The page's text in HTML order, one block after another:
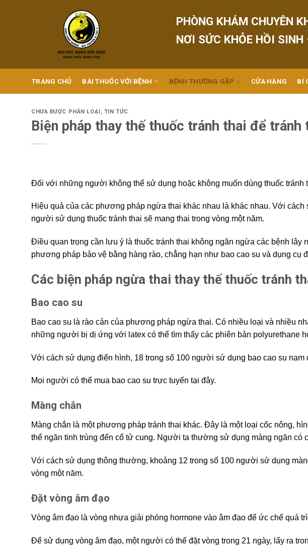
PHÒNG KHÁM CHUYÊN
NƠI SỨC KHỎE HỒI
TRANG CHỦ BÀI THUỐC VỚI BỆNH BỆNH THƯỜNG GẶP CỬA HÀNG BÍ
CHƯA ĐƯỢC PHÂN LOẠI, TIN TỨC
Biện pháp thay thế thuốc tránh thai để tránh
Đối với những người không thể sử dụng hoặc không muốn dùng thuốc tránh
Hiệu quả của các phương pháp ngừa thai khác nhau là khác nhau. Với
người sử dụng thuốc tránh thai sẽ mang thai trong vòng một năm.
Điều quan trọng cần lưu ý là thuốc tránh thai không ngăn ngừa các bệnh lây
phương pháp bảo vệ bằng hàng rào, chẳng hạn như bao cao su và dụng cụ
Các biện pháp ngừa thai thay thế thuốc tránh
Bao cao su
Bao cao su là rào cản của phương pháp ngừa thai. Có nhiều loại và nhiều
những người bị dị ứng với latex có thể tìm thấy các phiên bản polyurethane
Với cách sử dụng điển hình, 18 trong số 100 người sử dụng bao cao su nam
Mọi người có thể mua bao cao su trực tuyến tại đây.
Màng chắn
Màng chắn là một phương pháp tránh thai khác. Đây là một loại cốc nông,
thể ngăn tinh trùng đến cổ tử cung. Người ta thường sử dụng màng ngăn có
Với cách sử dụng thông thường, khoảng 12 trong số 100 người sử dụng
vòng một năm.
Đặt vòng âm đạo
Vòng âm đạo là vòng nhựa giải phóng hormone vào âm đạo để ức chế quá
Để sử dụng vòng âm đạo, một người có thể đặt vòng trong 21 ngày, lấy ra